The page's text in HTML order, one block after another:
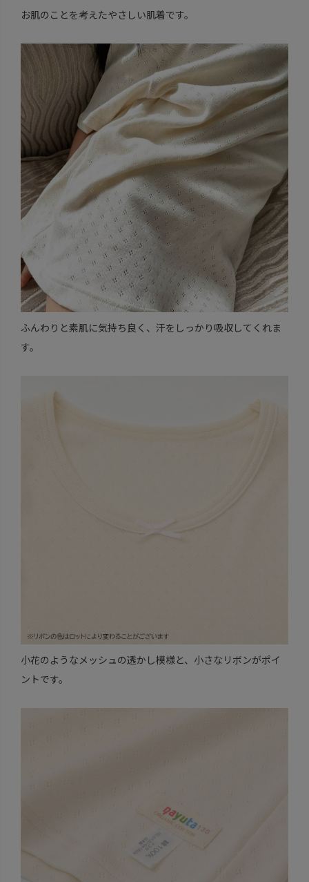
お肌のことを考えたやさしい肌着です。
ふんわりと素肌に気持ち良く、汗をしっかり吸収してくれま
す。
小花のようなメッシュの透かし模様と、小さなリボンがポイ
ントです。